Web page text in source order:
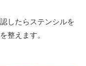
したらステンシルを
整えます。